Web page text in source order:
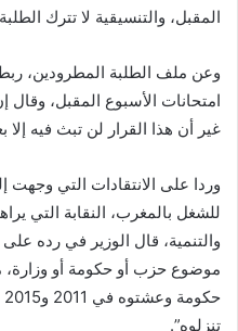
المقبل، والتنسيقية لا تترك
وعن ملف الطلبة المطرودين،
امتحانات الأسبوع المقبل، وقال
غير أن هذا القرار لن تبث فيه إلا
وردا على الانتقادات التي وجهت
للشغل بالمغرب، النقابة التي
والتنمية، قال الوزير في رده
موضوع حزب أو حكومة أو وزارة،
تنزلوه”.